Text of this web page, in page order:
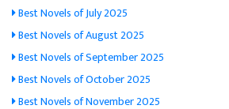
Best Novels of July 2025
Best Novels of August 2025
Best Novels of September 2025
Best Novels of October 2025
Best Novels of November 2025